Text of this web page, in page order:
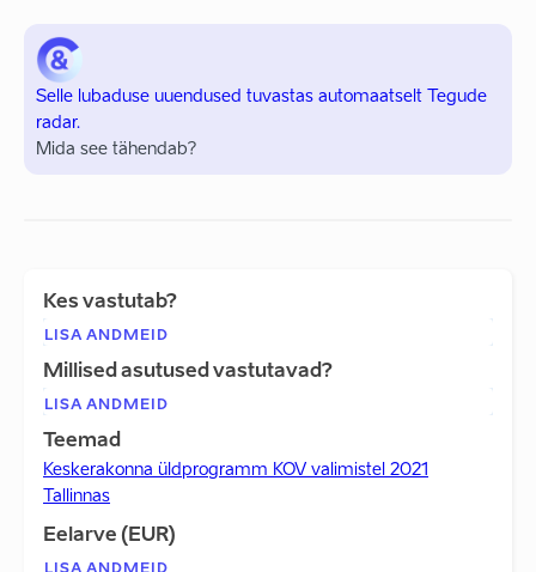
Selle lubaduse uuendused tuvastas automaatselt Tegude
radar.
Mida see tähendab?
Kes vastutab?
LISA ANDMEID
Millised asutused vastutavad?
LISA ANDMEID
Teemad
Keskerakonna üldprogramm KOV valimistel 2021
Tallinnas
Eelarve (EUR)